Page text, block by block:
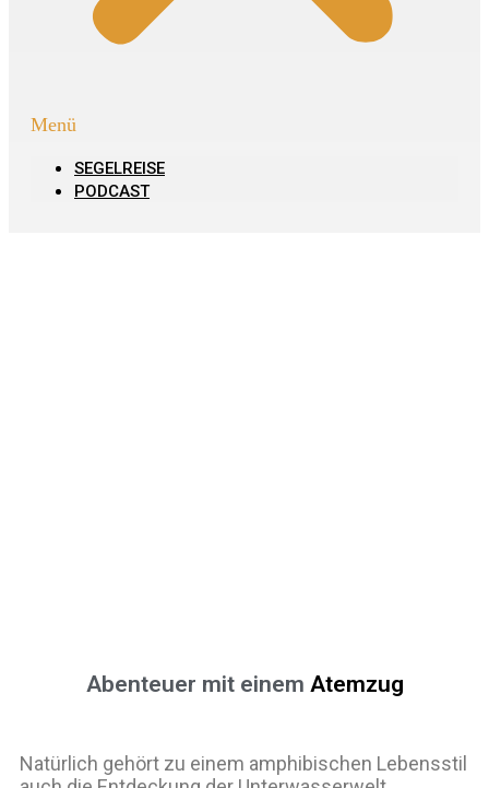
Menü
SEGELREISE
PODCAST
Abenteuer mit einem Atemzug
Natürlich gehört zu einem amphibischen Lebensstil